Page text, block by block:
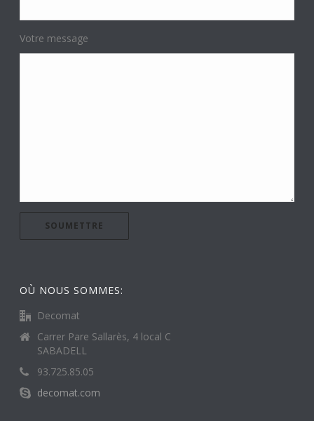
Votre message
OÙ NOUS SOMMES:
Decomat
Carrer Pare Sallarès, 4 local C
SABADELL
93.725.85.05
decomat.com